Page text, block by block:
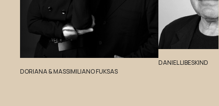
DORIANA & MASSIMILIANO FUKSAS
DANIEL LIBESKIND